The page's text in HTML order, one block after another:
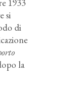
1933
si
di
la